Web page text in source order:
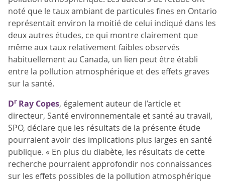
noté que le taux ambiant de particules fines en Ontario
représentait environ la moitié de celui indiqué dans les
deux autres études, ce qui montre clairement que
même aux taux relativement faibles observés
habituellement au Canada, un lien peut être établi
entre la pollution atmosphérique et des effets graves
sur la santé.
DrRay Copes, également auteur de l’article et
directeur, Santé environnementale et santé au travail,
SPO, déclare que les résultats de la présente étude
pourraient avoir des implications plus larges en santé
publique. « En plus du diabète, les résultats de cette
recherche pourraient approfondir nos connaissances
sur les effets possibles de la pollution atmosphérique